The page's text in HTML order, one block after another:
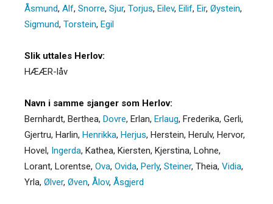
Åsmund, Alf, Snorre, Sjur, Torjus, Eilev, Eilif, Eir, Øystein,
Sigmund, Torstein, Egil
Slik uttales Herlov:
HÆÆR-låv
Navn i samme sjanger som Herlov:
Bernhardt, Berthea, Dovre, Erlan, Erlaug, Frederika, Gerli,
Gjertru, Harlin, Henrikka, Herjus, Herstein, Herulv, Hervor,
Hovel, Ingerda, Kathea, Kiersten, Kjerstina, Lohne,
Lorant, Lorentse, Ova, Ovida, Perly, Steiner, Theia, Vidia,
Yrla, Ølver, Øven, Ålov, Åsgjerd